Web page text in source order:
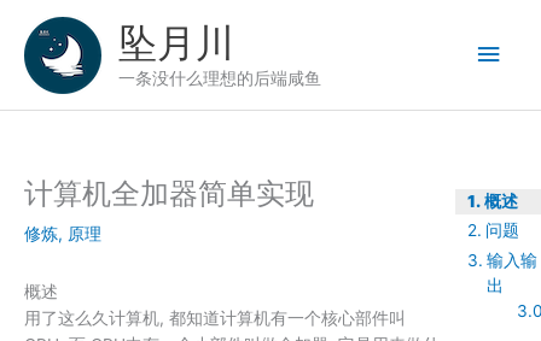
坠月川
一条没什么理想的后端咸鱼
主
菜
计算机全加器简单实现
修炼, 原理
概述
用了这么久计算机, 都知道计算机有一个核心部件叫
概述
问题
输入输
出